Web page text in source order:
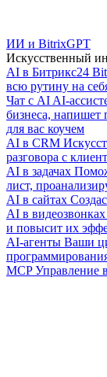
ИИ и BitrixGPT
Искусственный
AI в Битрикс24
всю рутину на
Чат с AI AI-
бизнеса, напишет
для вас коучем
AI в CRM
разговора с
AI в задачах
лист,
AI в сайтах
AI в видеозвонках
и повысит их
AI-агенты Ваши
MCP Управление